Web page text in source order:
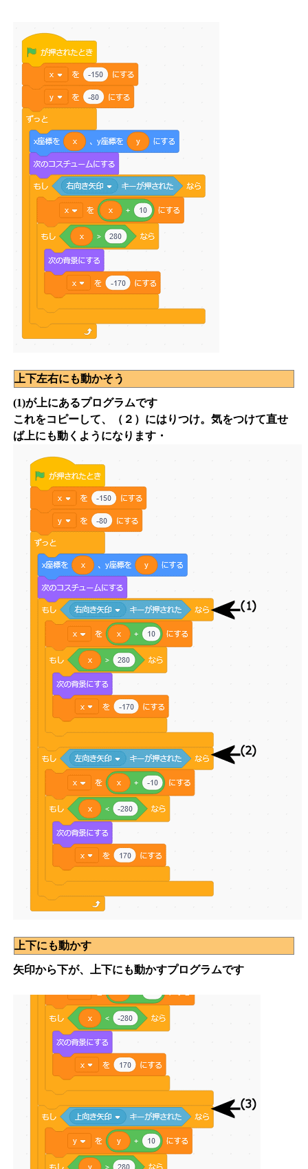
上下左右にも動かそう
(1)が上にあるプログラムです
これをコピーして、（２）にはりつけ。気をつけて直せ
ば上にも動くようになります・
上下にも動かす
矢印から下が、上下にも動かすプログラムです